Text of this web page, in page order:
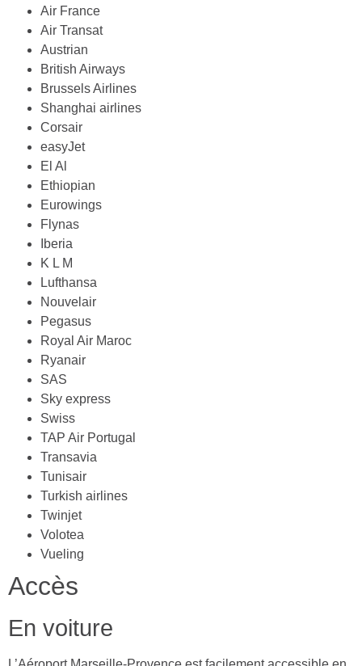
Air France
Air Transat
Austrian
British Airways
Brussels Airlines
Shanghai airlines
Corsair
easyJet
El Al
Ethiopian
Eurowings
Flynas
Iberia
K L M
Lufthansa
Nouvelair
Pegasus
Royal Air Maroc
Ryanair
SAS
Sky express
Swiss
TAP Air Portugal
Transavia
Tunisair
Turkish airlines
Twinjet
Volotea
Vueling
Accès
En voiture